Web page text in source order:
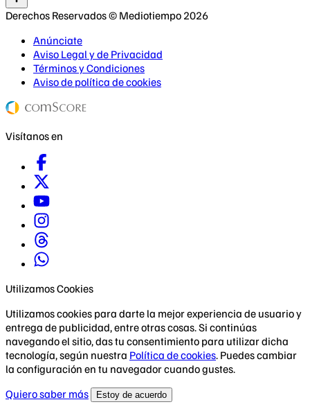
Derechos Reservados © Mediotiempo 2026
Anúnciate
Aviso Legal y de Privacidad
Términos y Condiciones
Aviso de política de cookies
Visítanos en
Utilizamos Cookies
Utilizamos cookies para darte la mejor experiencia de usuario y
entrega de publicidad, entre otras cosas. Si continúas
navegando el sitio, das tu consentimiento para utilizar dicha
tecnología, según nuestra Política de cookies. Puedes cambiar
la configuración en tu navegador cuando gustes.
Quiero saber más
Estoy de acuerdo